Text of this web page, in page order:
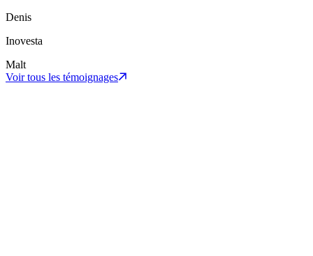
Denis
Inovesta
Malt
Voir tous les témoignages